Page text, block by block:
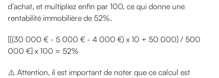
d’achat, et multipliez enfin par 100, ce qui donne une
rentabilité immobilière de 52%.
[[(30 000 € - 5 000 € - 4 000 €) x 10 + 50 000] / 500
000 €] x 100 = 52%
⚠️ Attention, il est important de noter que ce calcul est